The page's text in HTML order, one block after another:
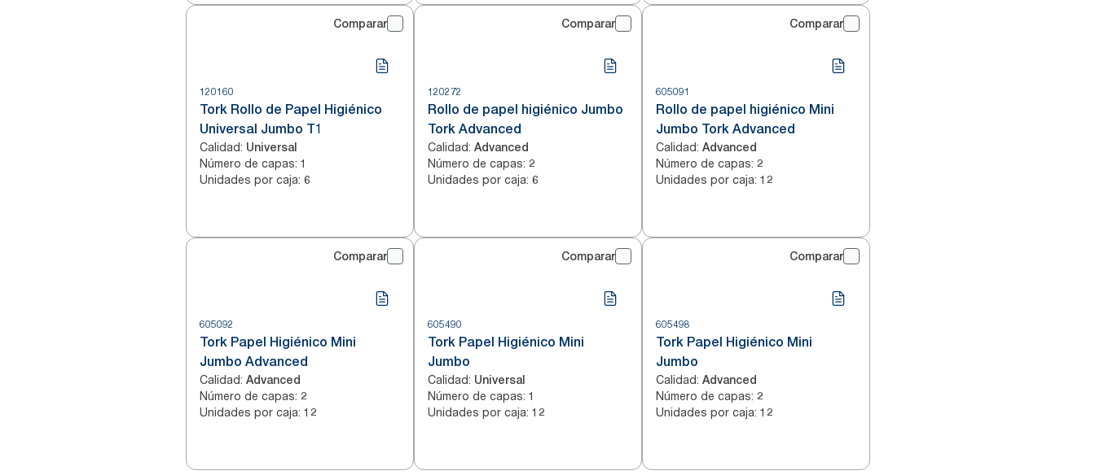
Comparar
120160
Tork Rollo de Papel Higiénico
Universal Jumbo T1
Calidad: Universal
Número de capas: 1
Unidades por caja: 6
Comparar
120272
Rollo de papel higiénico Jumbo
Tork Advanced
Calidad: Advanced
Número de capas: 2
Unidades por caja: 6
Comparar
605091
Rollo de papel higiénico Mini
Jumbo Tork Advanced
Calidad: Advanced
Número de capas: 2
Unidades por caja: 12
Comparar
605092
Tork Papel Higiénico Mini
Jumbo Advanced
Calidad: Advanced
Número de capas: 2
Unidades por caja: 12
Comparar
605490
Tork Papel Higiénico Mini
Jumbo
Calidad: Universal
Número de capas: 1
Unidades por caja: 12
Comparar
605498
Tork Papel Higiénico Mini
Jumbo
Calidad: Advanced
Número de capas: 2
Unidades por caja: 12